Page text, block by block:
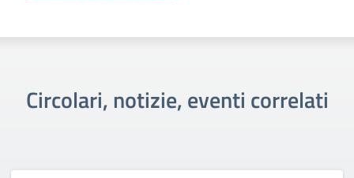
Circolari, notizie, eventi correlati